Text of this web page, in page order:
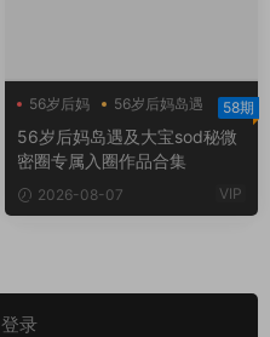
56岁后妈
56岁后妈岛遇
大宝sod秘
58期
56岁后妈岛遇及大宝sod秘微
密圈专属入圈作品合集
2026-08-07 VIP
登录